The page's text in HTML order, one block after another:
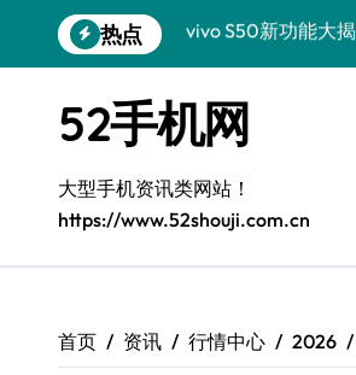
到
热点
vivo S50 Pro mini
三星Galaxy S26震
Galaxy S25 Ultra颜
Galaxy S24+惊艳上
Galaxy S26+颜值
52手机网
大型手机资讯类网站！
https://www.52shouji.com.cn
首页 资讯 行情中心 2026